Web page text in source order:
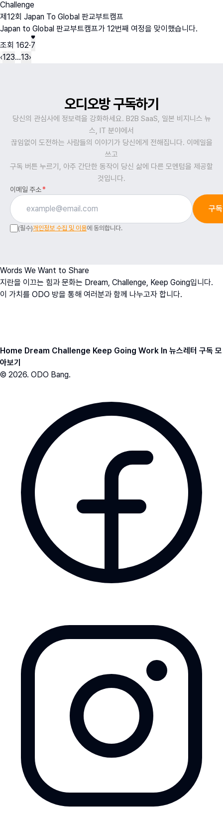
Challenge
제12회 Japan To Global 판교부트캠프
Japan to Global 판교부트캠프가 12번째 여정을 맞이했습니다.
조회 162·7
‹123…13›
오디오방 구독하기
당신의 관심사에 정보력을 강화하세요. B2B SaaS, 일본 비지니스 뉴
스, IT 분야에서
끊임없이 도전하는 사람들의 이야기가 당신에게 전해집니다. 이메일을
쓰고
구독 버튼 누르기, 아주 간단한 동작이 당신 삶에 다른 모멘텀을 제공할
것입니다.
이메일 주소*
구
(필수)개인정보 수집 및 이용에 동의합니다.
Words We Want to Share
지란을 이끄는 힘과 문화는 Dream, Challenge, Keep Going입니다.
이 가치를 ODO 방을 통해 여러분과 함께 나누고자 합니다.
Home Dream Challenge Keep Going Work In 뉴스레터 구독 모
아보기
© 2026. ODO Bang.